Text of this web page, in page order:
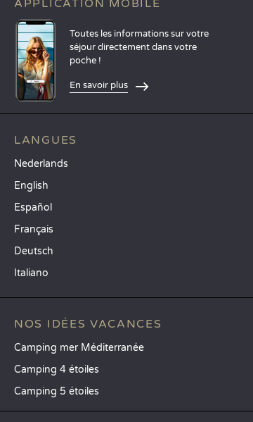
APPLICATION MOBILE
Toutes les informations sur votre
séjour directement dans votre
poche !
En savoir plus
LANGUES
Nederlands
English
Español
Français
Deutsch
Italiano
NOS IDÉES VACANCES
Camping mer Méditerranée
Camping 4 étoiles
Camping 5 étoiles